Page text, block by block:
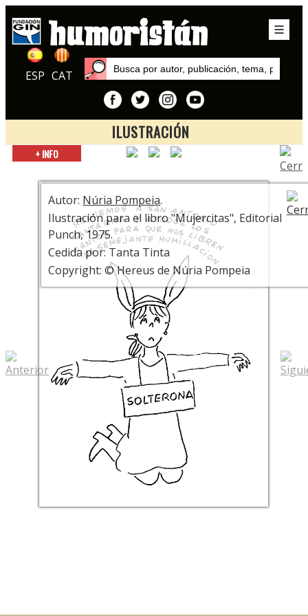
ESP CAT
ILUSTRACIÓN
Inicio
Núria Pompeia sola ante el peligro
+ INFO
Autor: Núria Pompeia.
Ilustración para el libro "Mujercitas", Editorial
Punch, 1975.
Cedida por: Tanta Tinta
Copyright: © Hereus de Núria Pompeia